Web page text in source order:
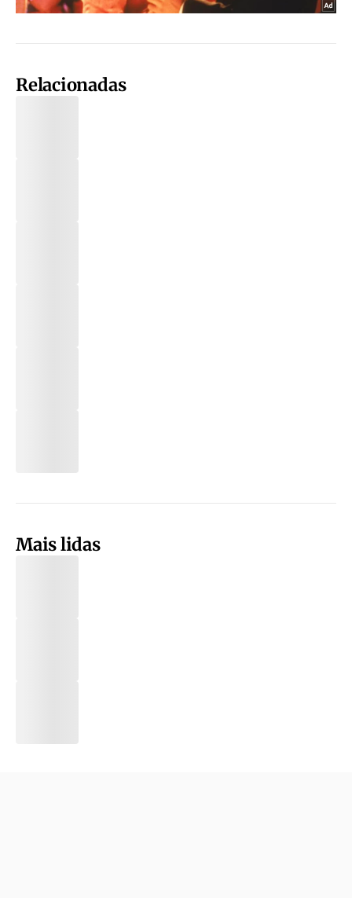
Relacionadas
Mais lidas